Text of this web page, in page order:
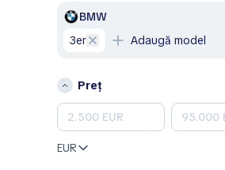
Mercedes-Benz
Nissan
Porsche
Renault
BMW
3er
Adaugă model
Preț
EUR